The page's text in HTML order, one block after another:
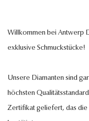
Willkommen bei Antwerp
exklusive Schmuckstücke!
Unsere Diamanten sind
höchsten
Zertifikat geliefert, das die